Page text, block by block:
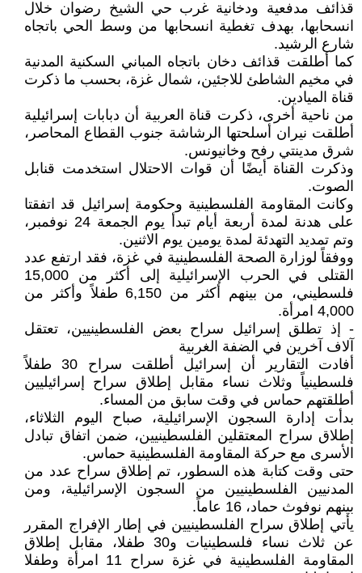
قذائف مدفعية ودخانية غرب حي الشيخ رضوان خلال
انسحابها، بهدف تغطية انسحابها من وسط الحي باتجاه
شارع الرشيد.
كما أطلقت قذائف دخان باتجاه المباني السكنية المدنية
في مخيم الشاطئ للاجئين، شمال غزة، بحسب ما ذكرت
قناة الميادين.
من ناحية أخرى، ذكرت قناة العربية أن دبابات إسرائيلية
أطلقت نيران أسلحتها الرشاشة جنوب القطاع المحاصر،
شرق مدينتي رفح وخانيونس.
وذكرت القناة أيضًا أن قوات الاحتلال استخدمت قنابل
الصوت.
وكانت المقاومة الفلسطينية وحكومة إسرائيل قد اتفقتا
على هدنة لمدة أربعة أيام تبدأ يوم الجمعة 24 نوفمبر،
وتم تمديد التهدئة لمدة يومين يوم الاثنين.
ووفقاً لوزارة الصحة الفلسطينية في غزة، فقد ارتفع عدد
القتلى في الحرب الإسرائيلية إلى أكثر من 15,000
فلسطيني، من بينهم أكثر من 6,150 طفلاً وأكثر من
4,000 امرأة.
- إذ تطلق إسرائيل سراح بعض الفلسطينيين، تعتقل
آلاف آخرين في الضفة الغربية
أفادت التقارير أن إسرائيل أطلقت سراح 30 طفلاً
فلسطينياً وثلاث نساء مقابل إطلاق سراح إسرائيليين
أطلقتهم حماس في وقت سابق من المساء.
بدأت إدارة السجون الإسرائيلية، صباح اليوم الثلاثاء،
إطلاق سراح المعتقلين الفلسطينيين، ضمن اتفاق تبادل
الأسرى مع حركة المقاومة الفلسطينية حماس.
حتى وقت كتابة هذه السطور، تم إطلاق سراح عدد من
المدنيين الفلسطينيين من السجون الإسرائيلية، ومن
بينهم نوفوث حماد، 16 عاماً.
يأتي إطلاق سراح الفلسطينيين في إطار الإفراج المقرر
عن ثلاث نساء فلسطينيات و30 طفلا، مقابل إطلاق
المقاومة الفلسطينية في غزة سراح 11 امرأة وطفلا